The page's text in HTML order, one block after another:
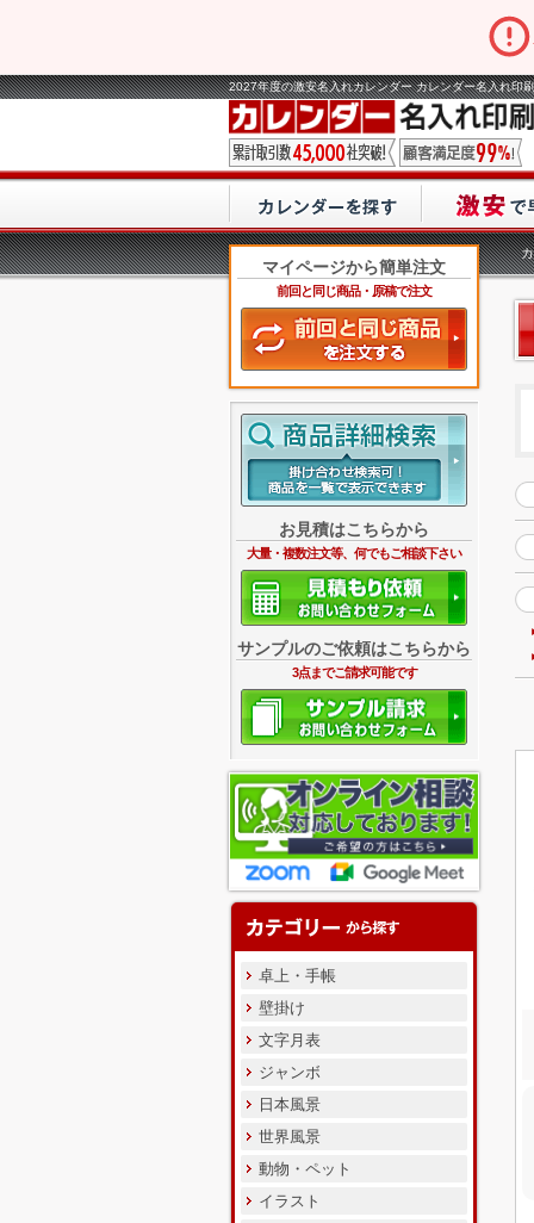
2027年度の激安名入れカレンダー カレンダー名入れ印
マイページから簡単注文
前回と同じ商品・原稿で注文
お見積はこちらから
大量・複数注文等、何でもご相談下さい
サンプルのご依頼はこちらから
3点までご請求可能です
卓上・手帳
壁掛け
文字月表
ジャンボ
日本風景
世界風景
動物・ペット
イラスト